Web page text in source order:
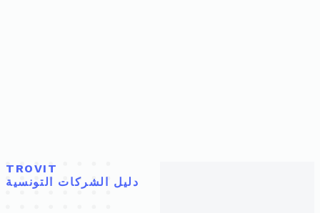
TROVIT
دليل الشركات التونسية